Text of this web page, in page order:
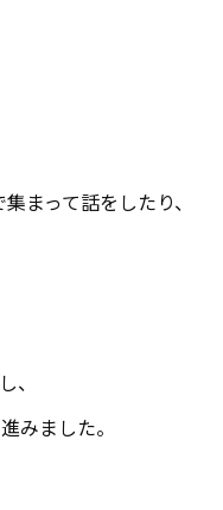
まって話をしたり、
、
みました。